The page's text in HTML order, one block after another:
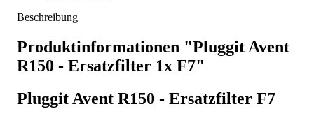
Beschreibung
Produktinformationen "Pluggit Avent
R150 - Ersatzfilter 1x F7"
Pluggit Avent R150 - Ersatzfilter F7